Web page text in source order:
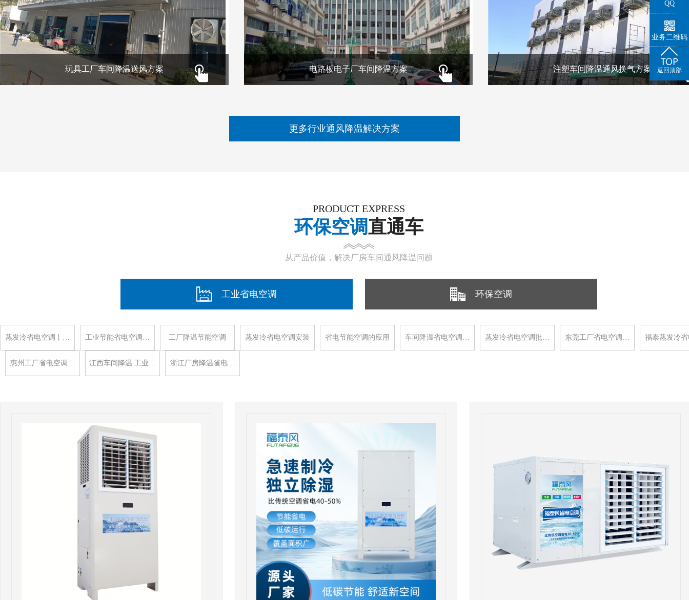
玩具工厂车间降温送风方案 电路板电子厂车间降温方案 注塑车间降温通风换气方案
更多行业通风降温解决方案
PRODUCT EXPRESS
环保空调直通车
从产品价值，解决厂房车间通风降温问题
工业省电空调 环保空调
蒸发冷省电空调丨… 工业节能省电空调… 工厂降温节能空调 蒸发冷省电空调安装 省电节能空调的应用 车间降温省电空调… 蒸发冷省电空调批… 东莞工厂省电空调… 福泰蒸发冷
惠州工厂省电空调… 江西车间降温 工业… 浙江厂房降温省电…
QQ
业务二维码
返回顶部